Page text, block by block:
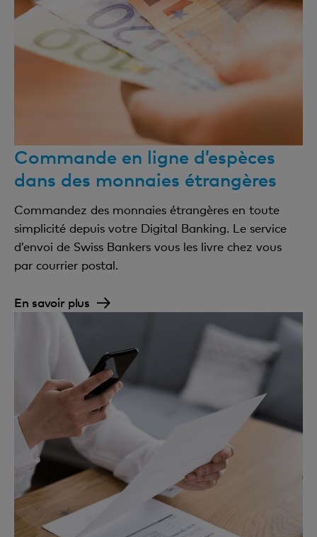
Commande en ligne d’espèces
dans des monnaies étrangères
Commandez des monnaies étrangères en toute
simplicité depuis votre Digital Banking. Le service
d’envoi de Swiss Bankers vous les livre chez vous
par courrier postal.
En savoir plus